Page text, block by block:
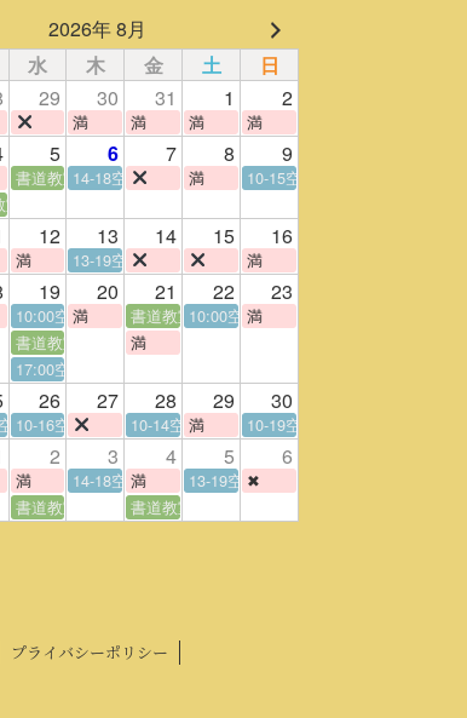
2026年 8月
水 木 金 土
日
29 30 31 1 2
満 満 満 満
5 6 7 8 9
書道教室14-18空 満
10-15空
12 13 14 15 16
満 13-19空 満
19 20 21 22 23
10:00空 満 書道教室10:00空 満
書道教室
満
17:00空
26 27 28 29 30
10-16空 10-14空 満 10-19空
2 3 4 5 6
満 14-18空 満 13-19空 ✖
書道教室
書道教室
プライバシーポリシー